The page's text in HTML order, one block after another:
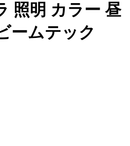
照明 カラー 昼
ームテック